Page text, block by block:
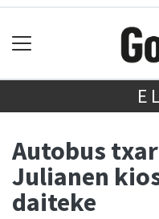
Autobus
Julianen
daiteke